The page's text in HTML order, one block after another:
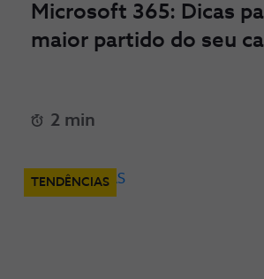
Microsoft 365: Dicas
maior partido do seu
2 min
TENDÊNCIAS